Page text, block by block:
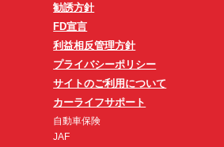
勧誘方針
FD宣言
利益相反管理方針
プライバシーポリシー
サイトのご利用について
カーライフサポート
自動車保険
JAF